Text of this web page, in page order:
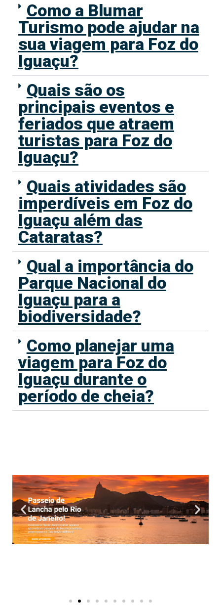
Como a Blumar
Turismo pode ajudar na
sua viagem para Foz do
Iguaçu?
Quais são os
principais eventos e
feriados que atraem
turistas para Foz do
Iguaçu?
Quais atividades são
imperdíveis em Foz do
Iguaçu além das
Cataratas?
Qual a importância do
Parque Nacional do
Iguaçu para a
biodiversidade?
Como planejar uma
viagem para Foz do
Iguaçu durante o
período de cheia?